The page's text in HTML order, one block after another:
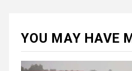
YOU MAY HAVE